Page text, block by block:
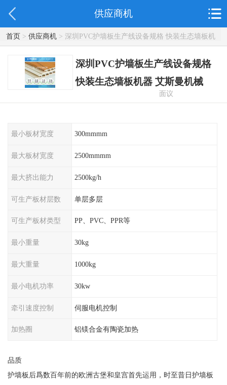
供应商机
首页> 供应商机> 深圳PVC护墙板生产线设备规格 快装生态墙板机
器 艾斯曼机械
深圳PVC护墙板生产线设备规格
快装生态墙板机器 艾斯曼机械
面议
最小板材宽度 300mmmm
最大板材宽度 2500mmmm
最大挤出能力 2500kg/h
可生产板材层数 单层多层
可生产板材类型 PP、PVC、PPR等
最小重量 30kg
最大重量 1000kg
最小电机功率 30kw
牵引速度控制 伺服电机控制
加热圈 铝镁合金有陶瓷加热
品质
护墙板后爲数百年前的欧洲古堡和皇宫首先运用，时至昔日护墙板